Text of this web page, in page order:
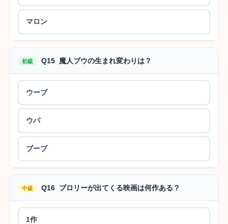
マロン
初級 Q15 魔人ブウの生まれ変わりは？
ウーブ
ウパ
ブーブ
中級 Q16 ブロリーが出てくる映画は何作ある？
1作